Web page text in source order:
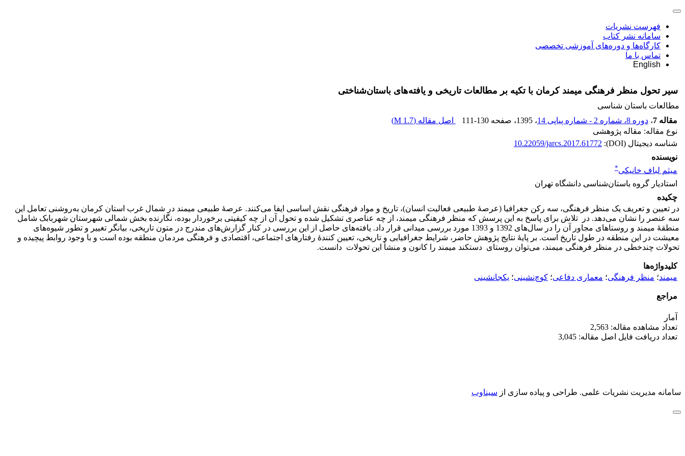
فهرست نشریات
سامانه نشر کتاب
کارگاه‌ها و دوره‌های آموزشی تخصصی
تماس با ما
English
سیر تحول منظر فرهنگی میمند کرمان با تکیه ‌بر مطالعات تاریخی و یافته‌های باستان‌شناختی
مطالعات باستان شناسی
مقاله 7
، دوره 8، شماره 2 - شماره پیاپی 14 ، 1395 ، صفحه 111-130 اصل مقاله (1.7 M
)
نوع مقاله: مقاله پژوهشی
شناسه دیجیتال (DOI):
10.22059/jarcs.2017.61772
نویسنده
میثم لباف خانیکی*
استادیار گروه باستان‌شناسی دانشگاه تهران
چکیده
در تعیین و تعریف یک منظر فرهنگی، سه رکن جغرافیا (عرصۀ طبیعی فعالیت انسان)، تاریخ و مواد فرهنگی نقش اساسی ایفا می‌کنند. عرصۀ طبیعی میمند در شمال غرب استان کرمان به‌روشنی تعامل این
سه عنصر را نشان می‌دهد. در تلاش برای پاسخ به این پرسش که منظر فرهنگی میمند، از چه عناصری تشکیل‌ شده و تحول آن از چه کیفیتی برخوردار بوده، نگارنده بخش شمالی شهرستان شهربابک شامل
منطقۀ میمند و روستاهای مجاور آن را در سال‌های 1392 و 1393 مورد بررسی میدانی قرار داد. یافته‌های حاصل از این بررسی در کنار گزارش‌های مندرج در متون تاریخی، بیانگر تغییر و تطور شیوه‌های
معیشت در این منطقه در طول تاریخ است. بر پایۀ نتایج پژوهش حاضر، شرایط جغرافیایی و تاریخی، تعیین‌ کنندۀ رفتارهای اجتماعی، اقتصادی و فرهنگی مردمان منطقه بوده است و با وجود روابط پیچیده و
تحولات چندخطی در منظر فرهنگی میمند، می‌توان روستای دست­کند میمند را کانون و منشأ این تحولات دانست.
کلیدواژه‌ها
میمند؛ منظر فرهنگی؛ معماری دفاعی؛ کوچ‌نشینی؛ یکجانشینی
مراجع
آمار
تعداد مشاهده مقاله: 2,563
تعداد دریافت فایل اصل مقاله: 3,045
سامانه مدیریت نشریات علمی. طراحی و پیاده سازی از سیناوب